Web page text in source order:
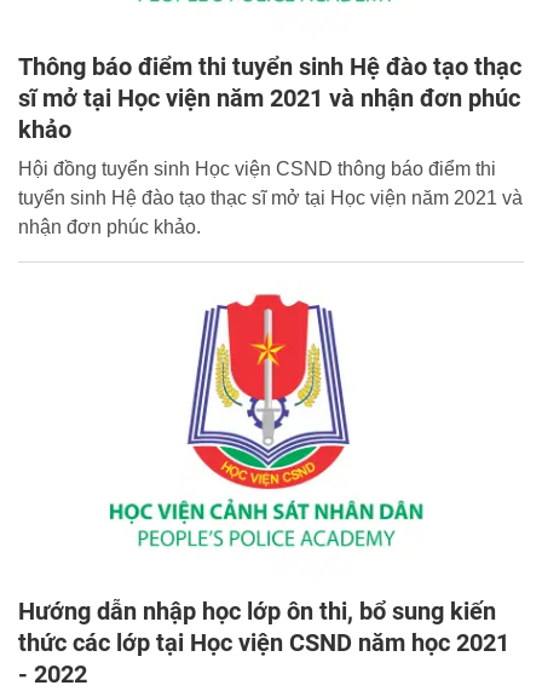
Thông báo điểm thi tuyển sinh Hệ đào tạo thạc
sĩ mở tại Học viện năm 2021 và nhận đơn phúc
khảo
Hội đồng tuyển sinh Học viện CSND thông báo điểm thi
tuyển sinh Hệ đào tạo thạc sĩ mở tại Học viện năm 2021 và
nhận đơn phúc khảo.
Hướng dẫn nhập học lớp ôn thi, bổ sung kiến
thức các lớp tại Học viện CSND năm học 2021
- 2022